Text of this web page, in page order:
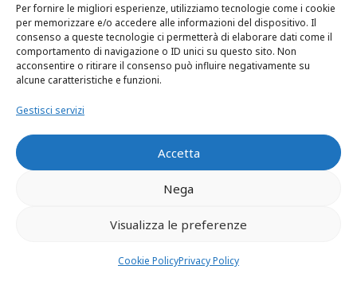
Per fornire le migliori esperienze, utilizziamo tecnologie come i cookie
per memorizzare e/o accedere alle informazioni del dispositivo. Il
consenso a queste tecnologie ci permetterà di elaborare dati come il
comportamento di navigazione o ID unici su questo sito. Non
acconsentire o ritirare il consenso può influire negativamente su
alcune caratteristiche e funzioni.
Gestisci servizi
Accetta
Nega
Visualizza le preferenze
Cookie PolicyPrivacy Policy
Servizio e la presenza di un operatore
ai suoi incontri con J.
I suoi legali confermavano che era
seguito dal dr. Camerini ed assicuravano
consultorio familiare per un sostegno
Riprendevano gli incontri con la
bambina, inizialmente in forma
protetta, quindi semi-liberi (con una
positivamente con un incremento,
Ad ottobre 2019 J era stata una